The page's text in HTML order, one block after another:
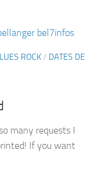
ROCK/ DATES DE
requests I
If you want